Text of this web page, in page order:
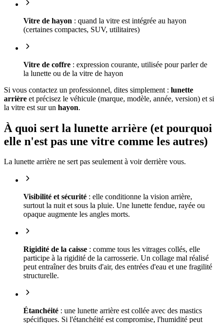
Vitre de hayon : quand la vitre est intégrée au hayon
(certaines compactes, SUV, utilitaires)
Vitre de coffre : expression courante, utilisée pour parler de
la lunette ou de la vitre de hayon
Si vous contactez un professionnel, dites simplement : lunette
arrière et précisez le véhicule (marque, modèle, année, version) et si
la vitre est sur un hayon.
À quoi sert la lunette arrière (et pourquoi
elle n'est pas une vitre comme les autres)
La lunette arrière ne sert pas seulement à voir derrière vous.
Visibilité et sécurité : elle conditionne la vision arrière,
surtout la nuit et sous la pluie. Une lunette fendue, rayée ou
opaque augmente les angles morts.
Rigidité de la caisse : comme tous les vitrages collés, elle
participe à la rigidité de la carrosserie. Un collage mal réalisé
peut entraîner des bruits d'air, des entrées d'eau et une fragilité
structurelle.
Étanchéité : une lunette arrière est collée avec des mastics
spécifiques. Si l'étanchéité est compromise, l'humidité peut